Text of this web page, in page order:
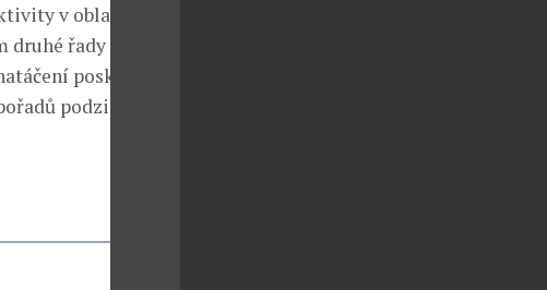
v oblasti
druhé řady
poskytla
podzimní